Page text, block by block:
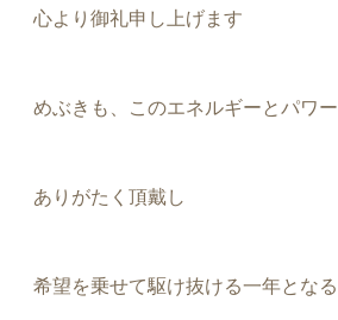
心より御礼申し上げます
めぶきも、このエネルギーとパワ
ありがたく頂戴し
希望を乗せて駆け抜ける一年とな